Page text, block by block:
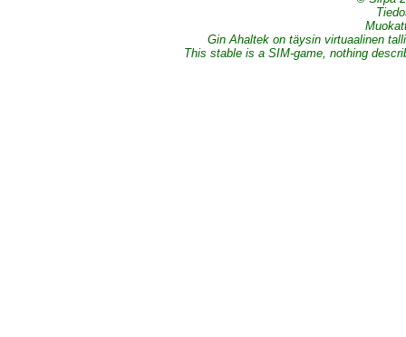
Gin Ahaltek on täysin virtuaalinen
This stable is a SIM-game, nothing